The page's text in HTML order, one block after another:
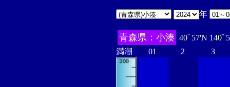
年
青森県：小湊 40ﾟ57'N 140ﾟ
満潮
01 2 3